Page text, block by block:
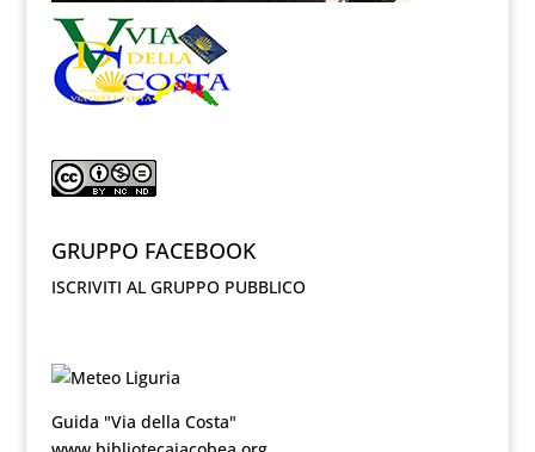
GRUPPO FACEBOOK
ISCRIVITI AL GRUPPO PUBBLICO
Guida "Via della Costa"